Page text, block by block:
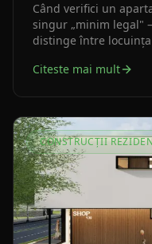
Când verifici un
singur „minim legal"
distinge între
corect anexa.
Citeste mai mult
CONSTRUCȚII